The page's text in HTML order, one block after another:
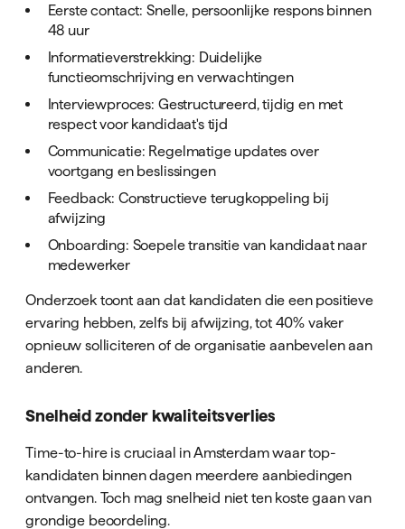
Eerste contact: Snelle, persoonlijke respons binnen
48 uur
Informatieverstrekking: Duidelijke
functieomschrijving en verwachtingen
Interviewproces: Gestructureerd, tijdig en met
respect voor kandidaat's tijd
Communicatie: Regelmatige updates over
voortgang en beslissingen
Feedback: Constructieve terugkoppeling bij
afwijzing
Onboarding: Soepele transitie van kandidaat naar
medewerker
Onderzoek toont aan dat kandidaten die een positieve
ervaring hebben, zelfs bij afwijzing, tot 40% vaker
opnieuw solliciteren of de organisatie aanbevelen aan
anderen.
Snelheid zonder kwaliteitsverlies
Time-to-hire is cruciaal in Amsterdam waar top-
kandidaten binnen dagen meerdere aanbiedingen
ontvangen. Toch mag snelheid niet ten koste gaan van
grondige beoordeling.